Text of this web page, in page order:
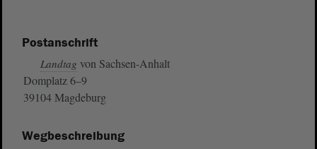
Postanschrift
Landtag von Sachsen-Anhalt
Domplatz 6–9
39104 Magdeburg
Wegbeschreibung